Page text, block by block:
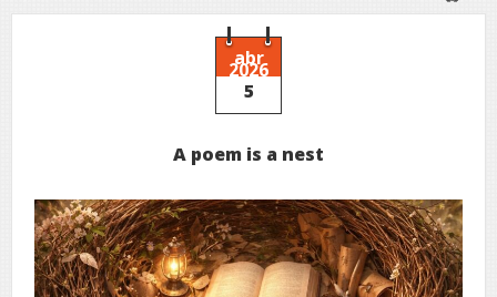
abr
2026
5
A poem is a nest